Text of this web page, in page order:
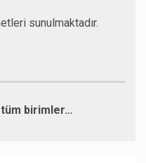
sunulmaktadır.
tüm birimler…